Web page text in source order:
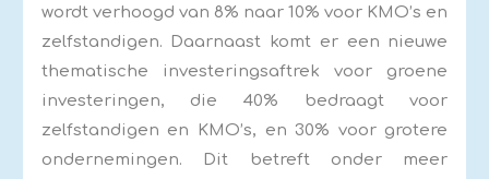
wordt verhoogd van 8% naar 10% voor KMO’s en
zelfstandigen. Daarnaast komt er een nieuwe
thematische investeringsaftrek voor groene
investeringen, die 40% bedraagt voor
zelfstandigen en KMO’s, en 30% voor grotere
ondernemingen. Dit betreft onder meer